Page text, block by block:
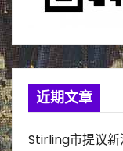
近期文章
Stirling市提议